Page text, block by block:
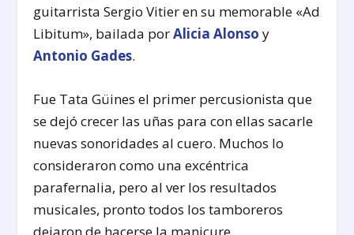
guitarrista Sergio Vitier en su memorable «Ad
Libitum», bailada porAlicia Alonso y
Antonio Gades.
Fue Tata Güines el primer percusionista que
se dejó crecer las uñas para con ellas sacarle
nuevas sonoridades al cuero. Muchos lo
consideraron como una excéntrica
parafernalia, pero al ver los resultados
musicales, pronto todos los tamboreros